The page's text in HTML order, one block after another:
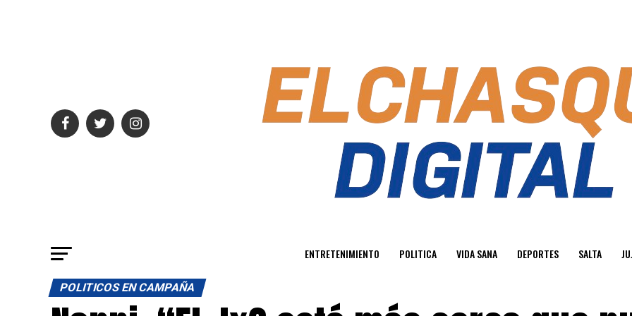
ENTRETENIMIENTO POLITICA VIDA SANA DEPORTES SALTA
POLITICOS EN CAMPAÑA